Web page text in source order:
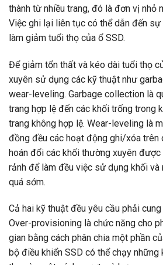
thành từ nhiều trang, đó là đơn vị nhỏ
Việc ghi lại liên tục có thể dẫn đến sự
làm giảm tuổi thọ của ổ SSD.
Để giảm tổn thất và kéo dài tuổi thọ
xuyên sử dụng các kỹ thuật như
wear-leveling. Garbage collection là
trang hợp lệ đến các khối trống trong
trang không hợp lệ. Wear-leveling là
đồng đều các hoạt động ghi/xóa trên
hoán đổi các khối thường xuyên
rảnh để làm đều việc sử dụng khối và
quá sớm.
Cả hai kỹ thuật đều yêu cầu phải
Over-provisioning là chức năng cho
gian bằng cách phân chia một phần
bộ điều khiển SSD có thể chạy